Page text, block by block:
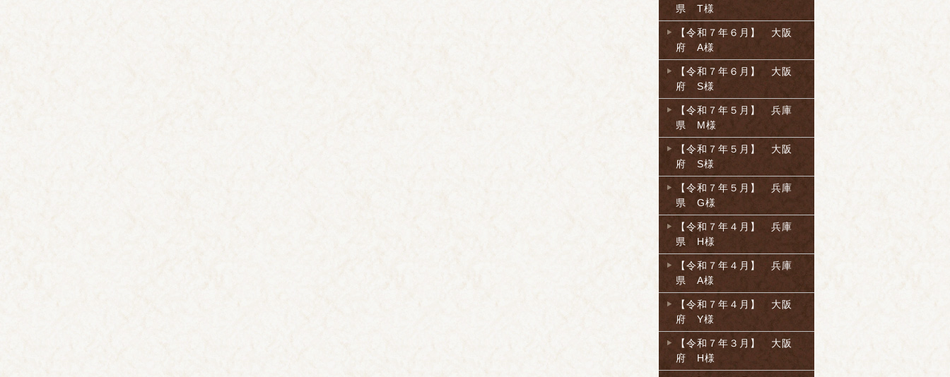
県 T様
【令和７年６月】 大阪
府 A様
【令和７年６月】 大阪
府 S様
【令和７年５月】 兵庫
県 M様
【令和７年５月】 大阪
府 S様
【令和７年５月】 兵庫
県 G様
【令和７年４月】 兵庫
県 H様
【令和７年４月】 兵庫
県 A様
【令和７年４月】 大阪
府 Y様
【令和７年３月】 大阪
府 H様